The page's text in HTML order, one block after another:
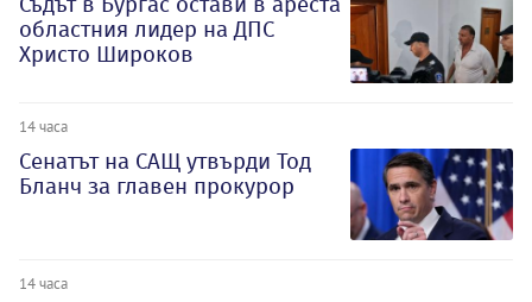
областния лидер на ДПС
Христо Широков
14 часа
Сенатът на САЩ утвърди Тод
Бланч за главен прокурор
14 часа